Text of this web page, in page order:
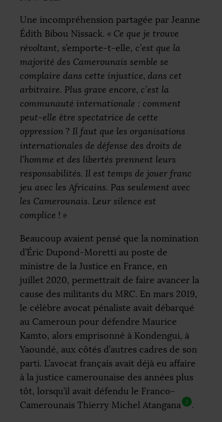
Une incompréhension partagée par Jeanne
Édith Bibou Nissack. « Ce que je trouve
révoltant, s’emporte-t-elle, c’est que la
majorité des Camerounais semble se
complaire dans cette injustice, dans cet
arbitraire. Plus grave encore, c’est la
communauté internationale : comment
peut-elle être spectatrice de cette
oppression ? Il faut que les organisations
internationales de défense des droits de
l’homme et des libertés prennent leurs
responsabilités. Il est temps de jouer franc
jeu avec les Africains. Pas seulement avec
les Camerounais. Leur silence est
complice ! »
Beaucoup avaient pensé que la nomination
d’Éric Dupond-Moretti au poste de
ministre de la Justice en France, en
juillet 2020, permettrait de faire avancer la
cause des militants du MRC. En mars 2019,
le célèbre avocat pénaliste avait débarqué
au Cameroun pour défendre Maurice
Kamto, alors emprisonné à Kondengui, à
Yaoundé, aux côtés d’autres cadres de son
parti. L’avocat français avait déjà eu affaire
à la justice camerounaise des années plus
tôt, lorsqu’il avait défendu le Franco-
Camerounais Thierry Michel Atangana
2 .